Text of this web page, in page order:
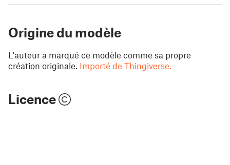
Origine du modèle
L'auteur a marqué ce modèle comme sa propre
création originale. Importé de Thingiverse.
Licence